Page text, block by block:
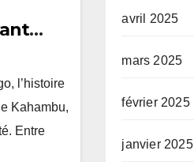
l’histoire
Kahambu,
Entre
avril 2025
mars 2025
février 2025
janvier 2025